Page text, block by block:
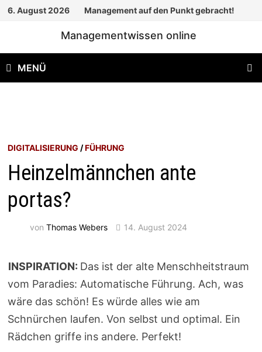
Zum
6. August 2026 Management auf den Punkt gebracht!
Managementwissen online
MENÜ
DIGITALISIERUNG /FÜHRUNG
Heinzelmännchen ante
portas?
vonThomas Webers 14. August 2024
INSPIRATION: Das ist der alte Menschheitstraum
vom Paradies: Automatische Führung. Ach, was
wäre das schön! Es würde alles wie am
Schnürchen laufen. Von selbst und optimal. Ein
Rädchen griffe ins andere. Perfekt!